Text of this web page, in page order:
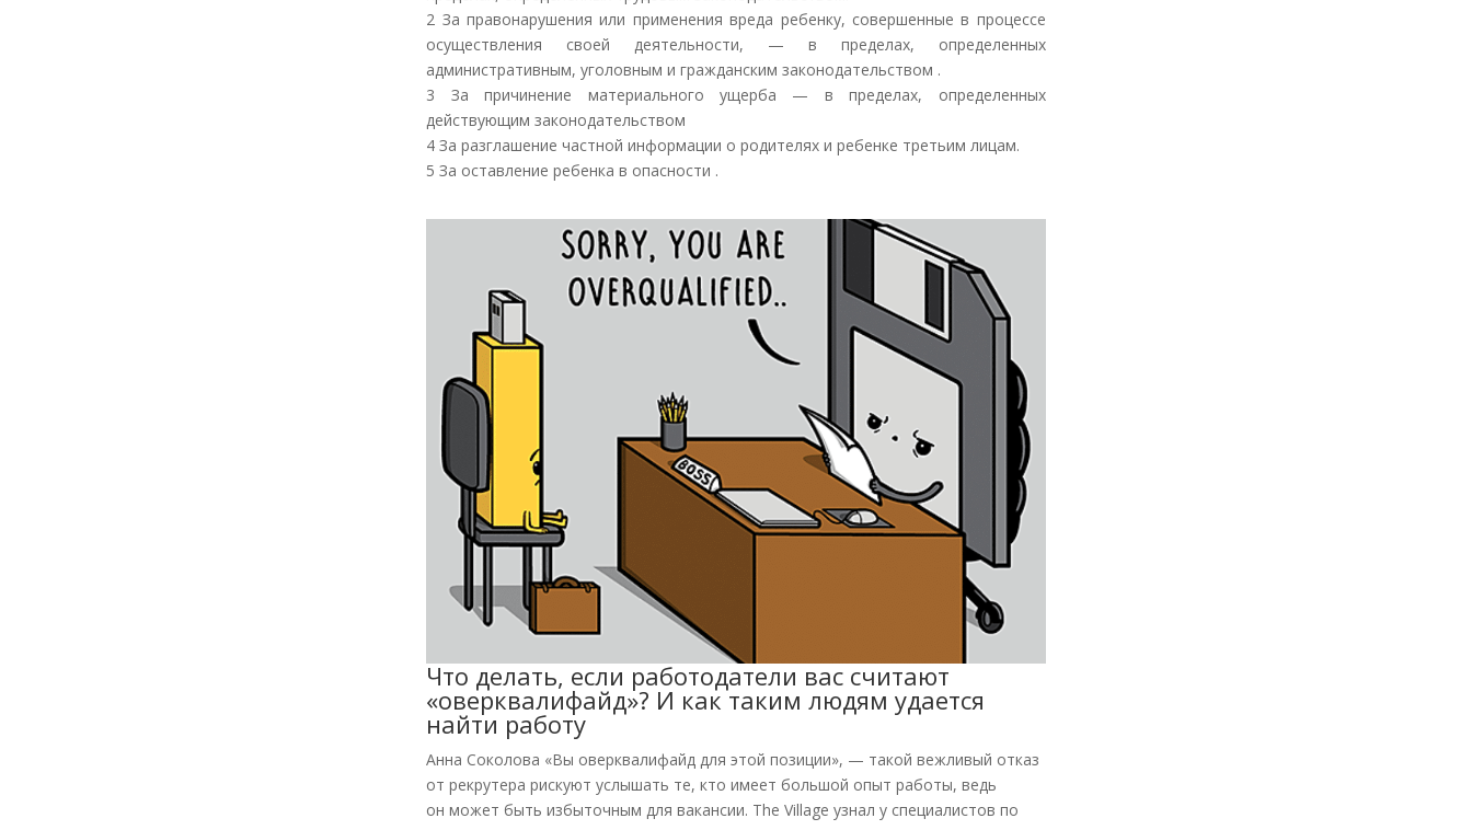
2 За правонарушения или применения вреда ребенку, совершенные в процессе
осуществления своей деятельности, — в пределах, определенных
административным, уголовным и гражданским законодательством .
3 За причинение материального ущерба — в пределах, определенных
действующим законодательством
4 За разглашение частной информации о родителях и ребенке третьим лицам.
5 За оставление ребенка в опасности .
Что делать, если работодатели вас считают
«оверквалифайд»? И как таким людям удается
найти работу
Анна Соколова «Вы оверквалифайд для этой позиции», — такой вежливый отказ
от рекрутера рискуют услышать те, кто имеет большой опыт работы, ведь
он может быть избыточным для вакансии. The Village узнал у специалистов по